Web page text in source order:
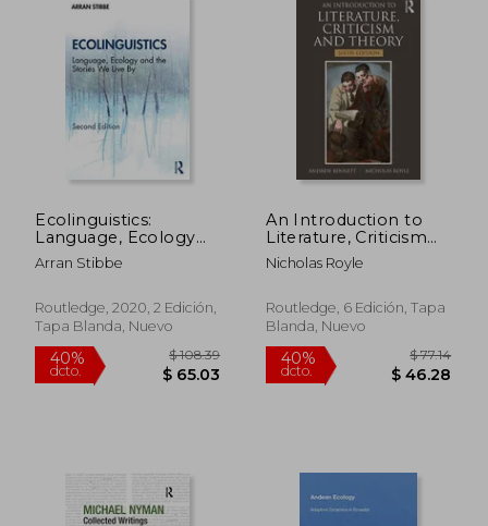
Ecolinguistics:
Language, Ecology
and the Stories we
Live by (en Inglés)
Arran Stibbe
Routledge, 2020, 2 Edición,
Tapa Blanda, Nuevo
An Introduction to
Literature, Criticism
and Theory (en
Inglés)
Nicholas Royle
Routledge, 6 Edición, Tapa
Blanda, Nuevo